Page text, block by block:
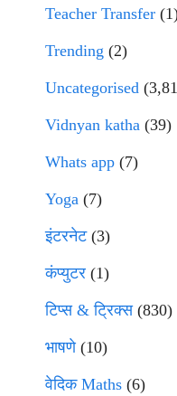
Teacher Transfer
Trending (2)
Uncategorised
Vidnyan katha (39)
Whats app (7)
Yoga (7)
इंटरनेट(3)
कंप्युटर (1)
टिप्स & ट्रिक्स(830)
भाषणे(10)
वेदिक Maths (6)